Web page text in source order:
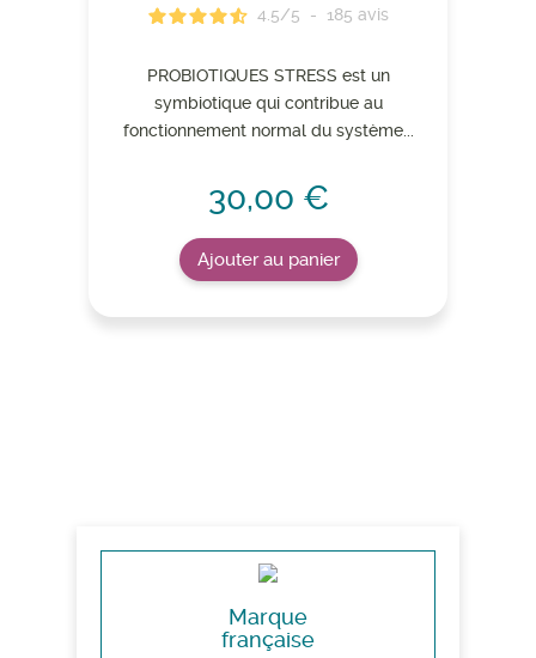
4.5/5 - 185 avis
PROBIOTIQUES STRESS est un
symbiotique qui contribue au
fonctionnement normal du système...
30,00 €
Ajouter au panier
Marque
française